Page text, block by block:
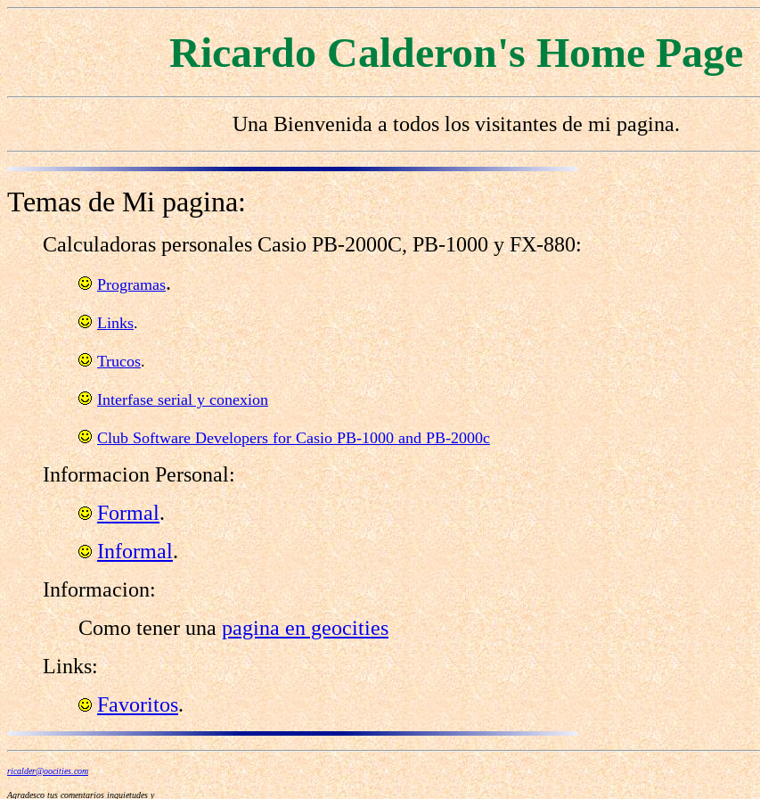
Ricardo Calderon's Home Page
Una Bienvenida a todos los visitantes de mi pagina.
Temas de Mi pagina:
Calculadoras personales Casio PB-2000C, PB-1000 y FX-880:
Programas.
Links.
Trucos.
Interfase serial y conexion
Club Software Developers for Casio PB-1000 and PB-2000c
Informacion Personal:
Formal.
Informal.
Informacion:
Como tener unapagina en geocities
Links:
Favoritos.
ricalder@oocities.com
Agradesco tus comentarios inquietudes y